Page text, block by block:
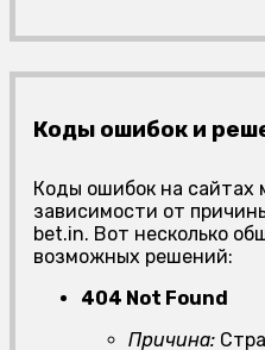
Коды ошибок и
Коды ошибок на сайтах
зависимости от
bet.in. Вот несколько
возможных решений:
404 Not Found
Причина: